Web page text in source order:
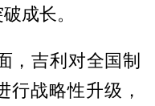
成长。
，吉利对全国制
行战略性升级，